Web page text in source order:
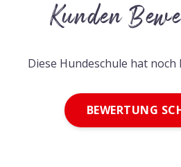
Kunden
Diese Hundeschule hat
BEWERTUNG